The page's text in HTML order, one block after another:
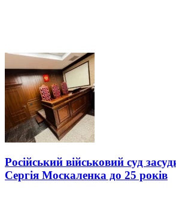
Російський військовий суд
Сергія Москаленка до 25 років